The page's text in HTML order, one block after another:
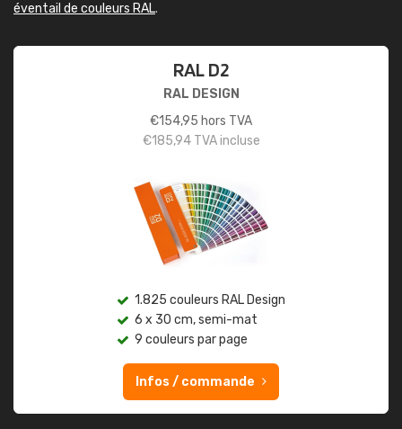
éventail de couleurs RAL.
RAL D2
RAL DESIGN
€154,95 hors TVA
€185,94TVA incluse
1.825 couleurs RAL Design
6 x 30 cm, semi-mat
9 couleurs par page
Infos / commande